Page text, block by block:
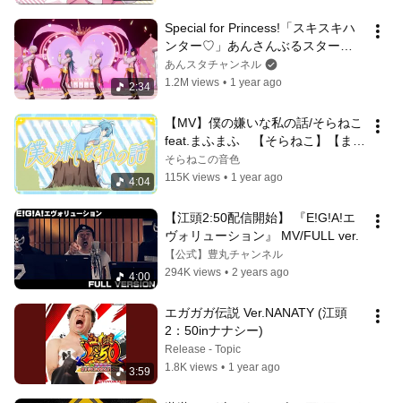
2:34
Special for Princess!「スキスキハ
ンター♡」あんさんぶるスター
ズ！！ Music ゲームサイズMV
あんスタチャンネル
1.2M views • 1 year ago
4:04
【MV】僕の嫌いな私の話/そらねこ
feat.まふまふ　【そらねこ】【まふ
まふ】【めろんぱーかー】
そらねこの音色
115K views • 1 year ago
4:00
【江頭2:50配信開始】 『E!G!A!エ
ヴォリューション』 MV/FULL ver.
【公式】豊丸チャンネル
294K views • 2 years ago
3:59
エガガガ伝説 Ver.NANATY (江頭
2：50inナナシー)
Release - Topic
1.8K views • 1 year ago